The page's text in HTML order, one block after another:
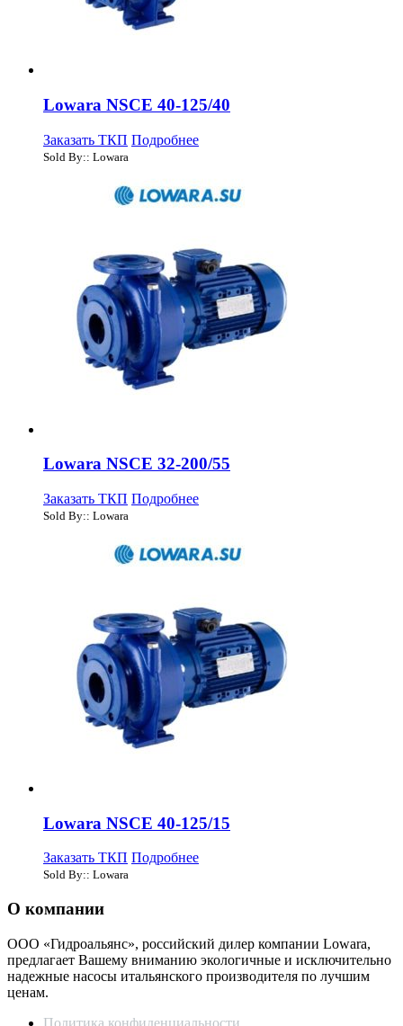
Lowara NSCE 40-125/40
Заказать ТКП Подробнее
Sold By:: Lowara
Lowara NSCE 32-200/55
Заказать ТКП Подробнее
Sold By:: Lowara
Lowara NSCE 40-125/15
Заказать ТКП Подробнее
Sold By:: Lowara
О компании
ООО «Гидроальянс», российский дилер компании Lowara,
предлагает Вашему вниманию экологичные и исключительно
надежные насосы итальянского производителя по лучшим
ценам.
Политика конфиденциальности